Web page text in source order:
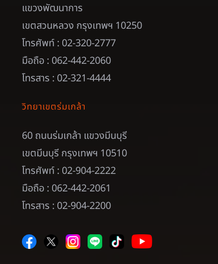
แขวงพัฒนาการ
เขตสวนหลวง กรุงเทพฯ 10250
โทรศัพท์ : 02-320-2777
มือถือ : 062-442-2060
โทรสาร : 02-321-4444
วิทยาเขตร่มเกล้า
60 ถนนร่มเกล้า แขวงมีนบุรี
เขตมีนบุรี กรุงเทพฯ 10510
โทรศัพท์ : 02-904-2222
มือถือ : 062-442-2061
โทรสาร : 02-904-2200